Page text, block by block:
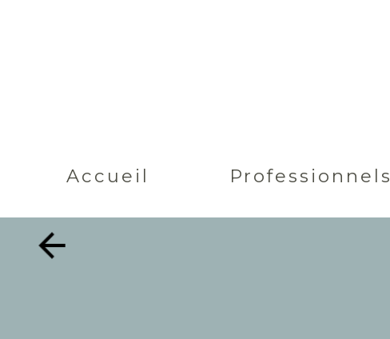
Accueil Professionnels